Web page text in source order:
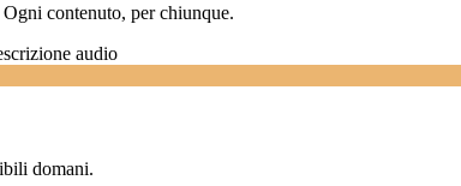
contenuto, per chiunque.
audio
domani.